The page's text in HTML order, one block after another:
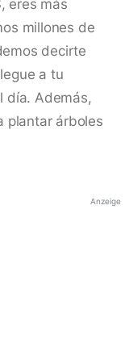
eres más
millones de
decirte
a tu
día. Además,
plantar árboles
Anzeige